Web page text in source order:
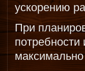
ускорению
При